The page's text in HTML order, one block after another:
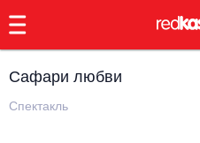
23:00
Заказать
обратный
Сафари любви
Спектакль